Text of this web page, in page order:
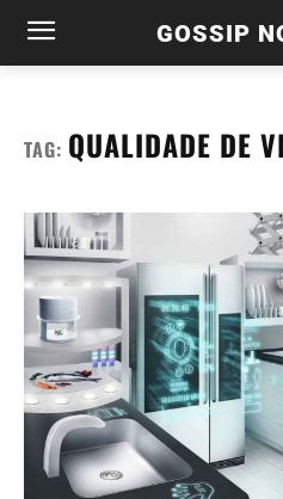
GOSSIP
TAG: QUALIDADE DE